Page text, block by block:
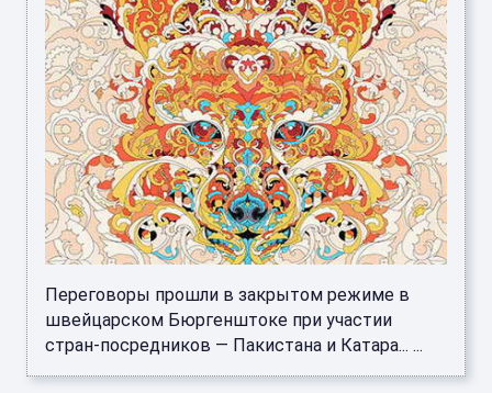
Переговоры прошли в закрытом режиме в
швейцарском Бюргенштоке при участии
стран-посредников — Пакистана и Катара... ...